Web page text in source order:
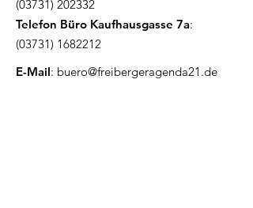
(03731) 202332
Telefon Büro Kaufhausgasse 7a:
(03731) 1682212
E-Mail: buero@freibergeragenda21.de